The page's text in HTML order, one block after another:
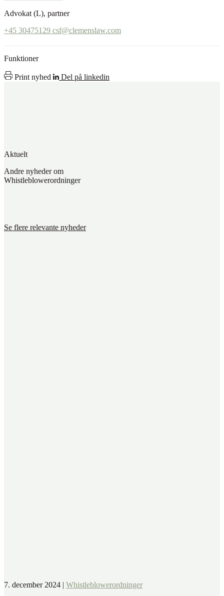
Advokat (L), partner
+45 30475129 csf@clemenslaw.com
Funktioner
Print nyhed Del på linkedin
Aktuelt
Andre nyheder om
Whistleblowerordninger
Se flere relevante nyheder
7. december 2024 | Whistleblowerordninger